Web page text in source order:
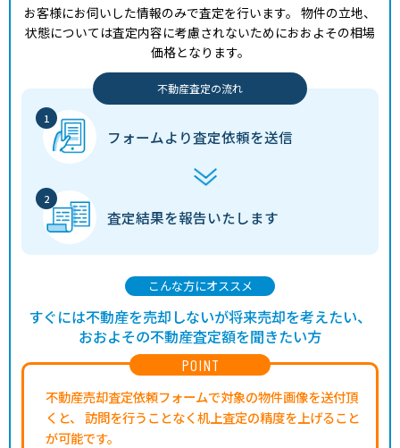
お客様にお伺いした情報のみで査定を行います。 物件の立地、
状態については査定内容に考慮されないためにおおよその相場
価格となります。
不動産査定の流れ
フォームより査定依頼を送信
査定結果を報告いたします
POINT
不動産売却査定依頼フォームで対象の物件画像を送付頂
くと、
訪問を行うことなく机上査定の精度を上げること
が可能です。
こんな方にオススメ
すぐには不動産を売却しないが将来売却を考えたい、
おおよその不動産査定額を聞きたい方